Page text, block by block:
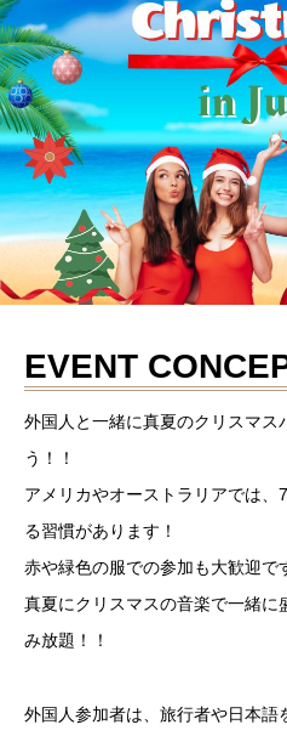
EVENT
外国人と一緒に真夏のクリスマス
う！！
アメリカやオーストラリアでは、
る習慣があります！
赤や緑色の服での参加も大歓迎で
真夏にクリスマスの音楽で一緒に
み放題！！
外国人参加者は、旅行者や日本